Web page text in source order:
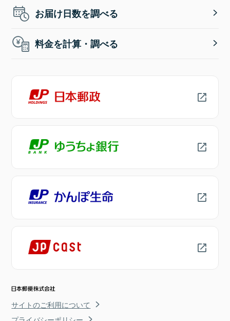
お届け日数を調べる
料金を計算・調べる
サイトのご利用について